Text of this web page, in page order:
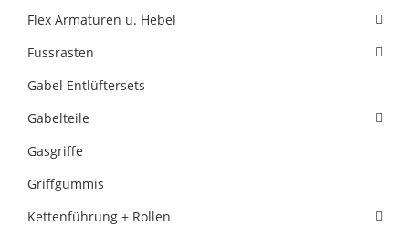
Flex Armaturen u. Hebel
Fussrasten
Gabel Entlüftersets
Gabelteile
Gasgriffe
Griffgummis
Kettenführung + Rollen